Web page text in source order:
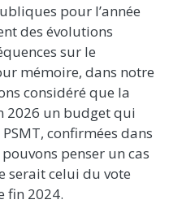
pour l’année
des évolutions
sur le
mémoire, dans notre
considéré que la
2026 un budget qui
confirmées dans
penser un cas
serait celui du vote
fin 2024.